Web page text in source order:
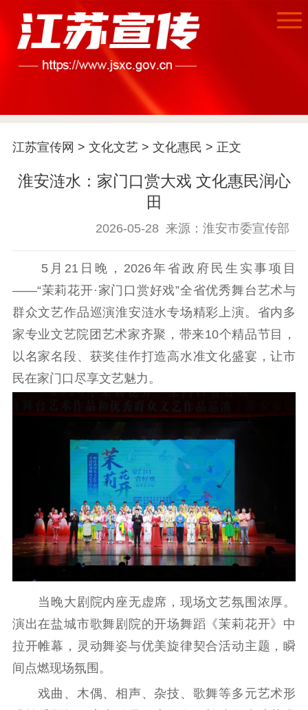
江苏要闻
公示公告
信息公开制度
信息公开指南
告
政策法规
工作动态
理论武装
理论学习 宣传宣讲 研究阐释
哲学社科
江苏文脉
资料下载
新闻宣传
主题宣传 对外宣传
新闻发布
记者之家
品牌栏目
文化文艺
精品生产 文化惠民
文化传承
文化交流
体制改革
文化产业
紫金文化艺术节
品牌活动 紫艺舞台
文明创建 文明实践
文明培育
江苏宣传网 > 文化文艺> 文化惠民 > 正文
淮安涟水：家门口赏大戏 文化惠民润心
田
2026-05-28 来源：淮安市委宣传部
5月21日晚，2026年省政府民生实事项目
——“茉莉花开·家门口赏好戏”全省优秀舞台艺术与
群众文艺作品巡演淮安涟水专场精彩上演。省内多
家专业文艺院团艺术家齐聚，带来10个精品节目，
以名家名段、获奖佳作打造高水准文化盛宴，让市
民在家门口尽享文艺魅力。
当晚大剧院内座无虚席，现场文艺氛围浓厚。
演出在盐城市歌舞剧院的开场舞蹈《茉莉花开》中
拉开帷幕，灵动舞姿与优美旋律契合活动主题，瞬
间点燃现场氛围。
戏曲、木偶、相声、杂技、歌舞等多元艺术形